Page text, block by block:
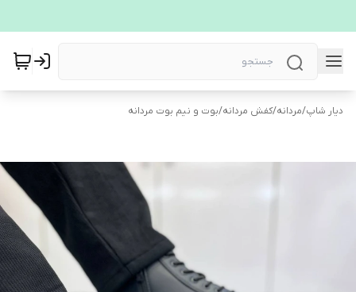
دیار شاپ/مردانه/کفش مردانه/بوت و نیم بوت مردانه